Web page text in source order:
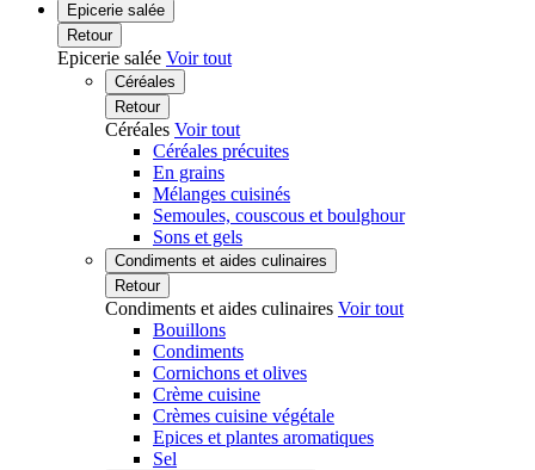
Epicerie salée
Retour
Epicerie salée Voir tout
Céréales
Retour
Céréales Voir tout
Céréales précuites
En grains
Mélanges cuisinés
Semoules, couscous et boulghour
Sons et gels
Condiments et aides culinaires
Retour
Condiments et aides culinaires Voir tout
Bouillons
Condiments
Cornichons et olives
Crème cuisine
Crèmes cuisine végétale
Epices et plantes aromatiques
Sel